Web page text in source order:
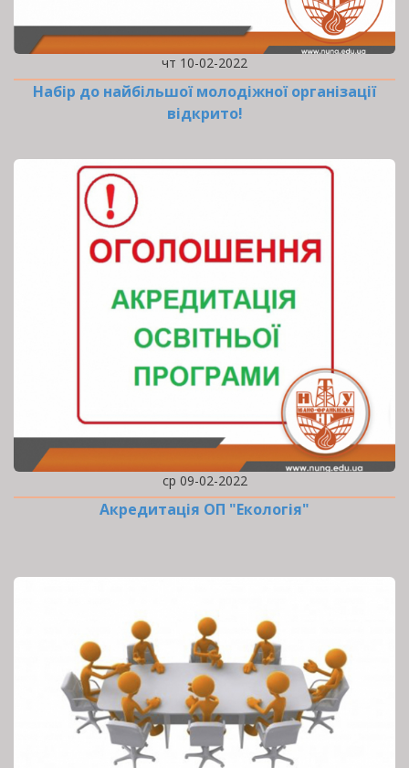
чт 10-02-2022
Набір до найбільшої молодіжної організації
відкрито!
ср 09-02-2022
Акредитація ОП "Екологія"